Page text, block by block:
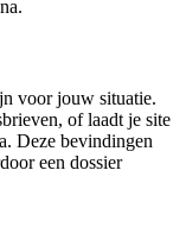
voor jouw situatie.
of laadt je site
Deze bevindingen
een dossier